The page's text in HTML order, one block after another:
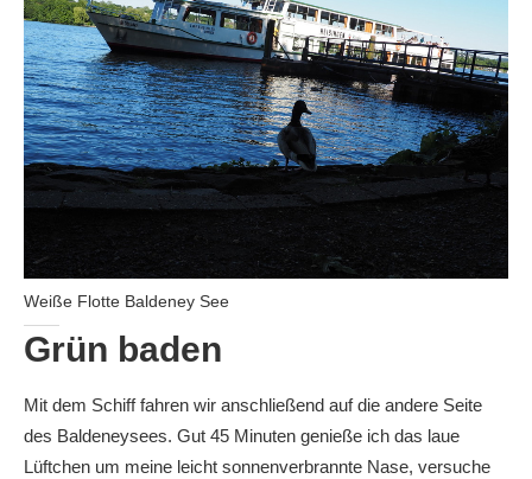
Weiße Flotte Baldeney See
Grün baden
Mit dem Schiff fahren wir anschließend auf die andere Seite
des Baldeneysees. Gut 45 Minuten genieße ich das laue
Lüftchen um meine leicht sonnenverbrannte Nase, versuche